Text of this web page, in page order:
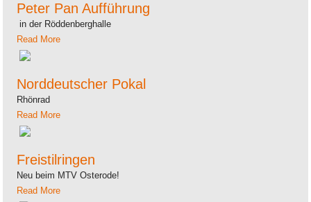
Peter Pan Aufführung
in der Röddenberghalle
Read More
Norddeutscher Pokal
Rhönrad
Read More
Freistilringen
Neu beim MTV Osterode!
Read More